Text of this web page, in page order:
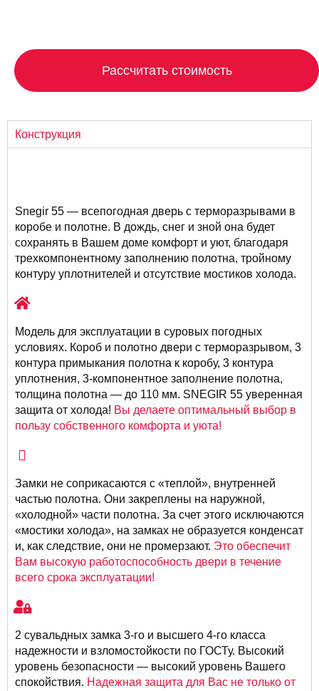
Рассчитать стоимость
Конструкция
Snegir 55 — всепогодная дверь с терморазрывами в
коробе и полотне. В дождь, снег и зной она будет
сохранять в Вашем доме комфорт и уют, благодаря
трехкомпонентному заполнению полотна, тройному
контуру уплотнителей и отсутствие мостиков холода.
Модель для эксплуатации в суровых погодных
условиях. Короб и полотно двери с терморазрывом, 3
контура примыкания полотна к коробу, 3 контура
уплотнения, 3-компонентное заполнение полотна,
толщина полотна — до 110 мм. SNEGIR 55 уверенная
защита от холода! Вы делаете оптимальный выбор в
пользу собственного комфорта и уюта!
Замки не соприкасаются с «теплой», внутренней
частью полотна. Они закреплены на наружной,
«холодной» части полотна. За счет этого исключаются
«мостики холода», на замках не образуется конденсат
и, как следствие, они не промерзают. Это обеспечит
Вам высокую работоспособность двери в течение
всего срока эксплуатации!
2 сувальдных замка 3-го и высшего 4-го класса
надежности и взломостойкости по ГОСТу. Высокий
уровень безопасности — высокий уровень Вашего
спокойствия. Надежная защита для Вас не только от